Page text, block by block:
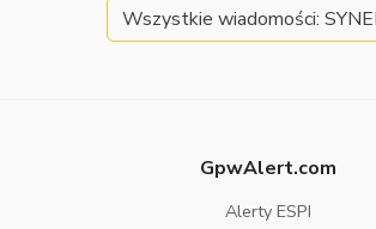
Wszystkie wiadomości:
GpwAlert.com
Alerty ESPI